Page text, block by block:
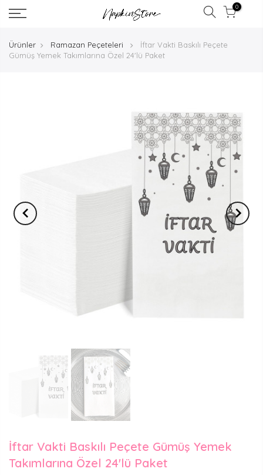
0
Ürünler Ramazan Peçeteleri
İftar Vakti Baskılı Peçete
Gümüş Yemek Takımlarına Özel 24'lü Paket
İftar Vakti Baskılı Peçete Gümüş Yemek
Takımlarına Özel 24'lü Paket